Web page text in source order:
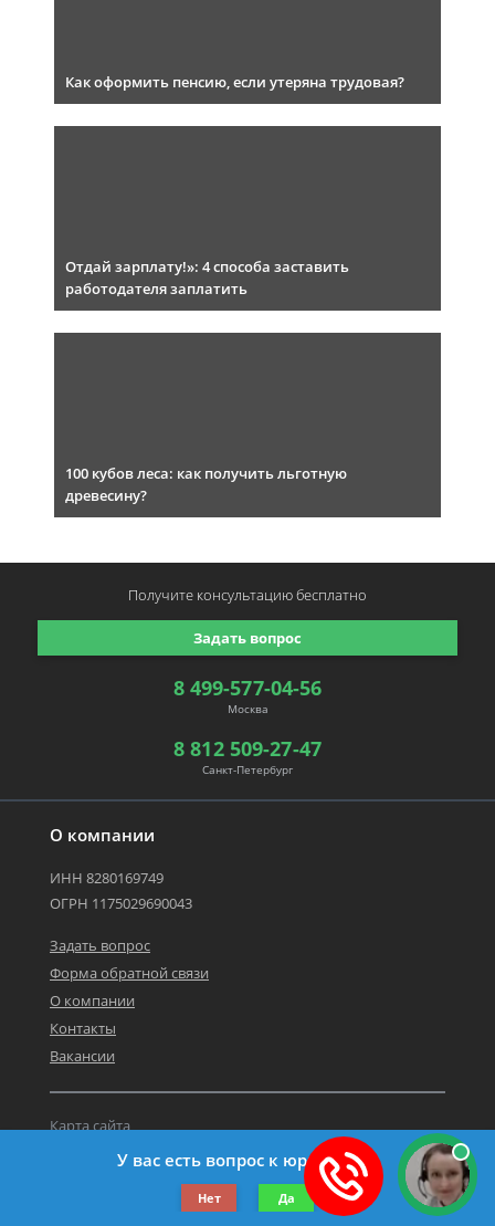
Как оформить пенсию, если утеряна трудовая?
Отдай зарплату!»: 4 способа заставить
работодателя заплатить
100 кубов леса: как получить льготную
древесину?
О компании
ИНН 8280169749
ОГРН 1175029690043
Задать вопрос
Форма обратной связи
О компании
Контакты
Вакансии
©2019-2026 Все права защищены.
Карта сайта
Политика персональных данных
8 499-577-04-56
Москва
8 812 509-27-47
Санкт-Петербург
Задать вопрос
Получите консультациюбесплатно
У вас есть вопрос к юристу?
Нет Да